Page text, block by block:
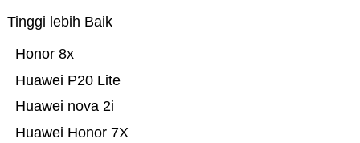
Tinggi lebih Baik
Huawei Honor 7X
Huawei nova 2i
Huawei P20 Lite
Honor 8x